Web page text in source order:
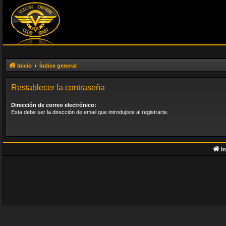
Inicio Índice general
Restablecer la contraseña
Dirección de correo electrónico:
Esta debe ser la dirección de email que introdujiste al registrarte.